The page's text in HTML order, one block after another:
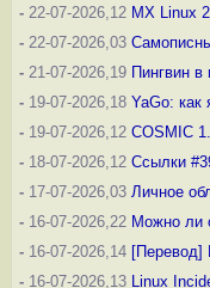
- 22-07-2026,12 MX Linux
- 22-07-2026,03
- 21-07-2026,19 Пингвин
- 19-07-2026,18 YaGo: как
- 19-07-2026,12 COSMIC
- 18-07-2026,12 Ссылки
- 17-07-2026,03 Личное
- 16-07-2026,22 Можно ли
- 16-07-2026,14 [Перевод]
- 16-07-2026,13 Linux